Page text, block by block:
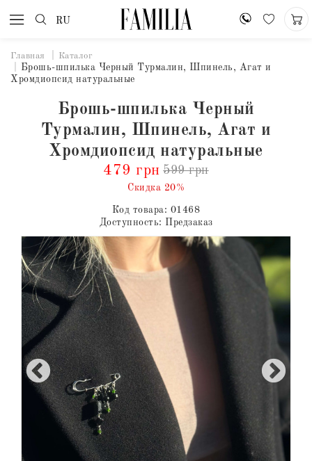
RU
Главная Каталог
Брошь-шпилька Черный Турмалин, Шпинель, Агат и
Хромдиопсид натуральные
Брошь-шпилька Черный
Турмалин, Шпинель, Агат и
Хромдиопсид натуральные
479 грн 599 грн
Скидка 20%
Код товара: 01468
Доступность:
Предзаказ